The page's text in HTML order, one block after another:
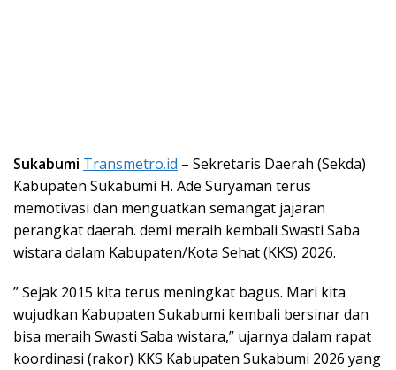
Sukabumi Transmetro.id – Sekretaris Daerah (Sekda)
Kabupaten Sukabumi H. Ade Suryaman terus
memotivasi dan menguatkan semangat jajaran
perangkat daerah. demi meraih kembali Swasti Saba
wistara dalam Kabupaten/Kota Sehat (KKS) 2026.
” Sejak 2015 kita terus meningkat bagus. Mari kita
wujudkan Kabupaten Sukabumi kembali bersinar dan
bisa meraih Swasti Saba wistara,” ujarnya dalam rapat
koordinasi (rakor) KKS Kabupaten Sukabumi 2026 yang